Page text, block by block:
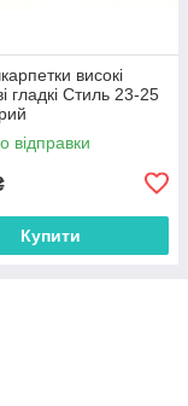
високі
гладкі Стиль 23-25
відправки
Купити